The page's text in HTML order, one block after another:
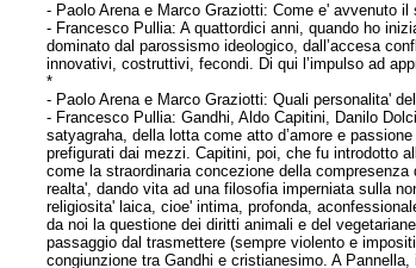
- Paolo Arena e Marco Graziotti:Come e' avvenuto il
- Francesco Pullia:A quattordici anni, quando ho
dominato dal parossismo ideologico, dall’accesa
innovativi, costruttivi, fecondi. Di qui l’impulso ad
*
- Paolo Arena e Marco Graziotti:Quali personalita'
- Francesco Pullia:Gandhi, Aldo Capitini, Danilo
satyagraha, della lotta come atto d’amore e
prefigurati dai mezzi. Capitini, poi, che fu introdotto
come la straordinaria concezione della
realta', dando vita ad una filosofia imperniata sulla
religiosita' laica, cioe' intima, profonda,
da noi la questione dei diritti animali e del
passaggio dal trasmettere (sempre violento e
congiunzione tra Gandhi e cristianesimo. A